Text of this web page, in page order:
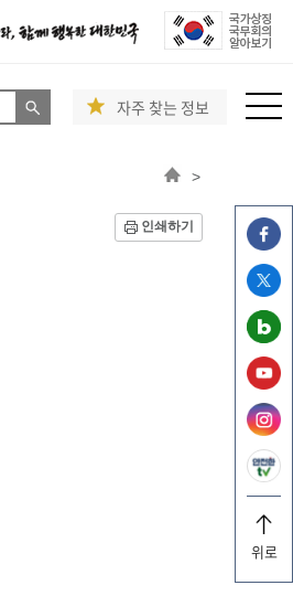
위로
자주 찾는 정보
>
인쇄하기